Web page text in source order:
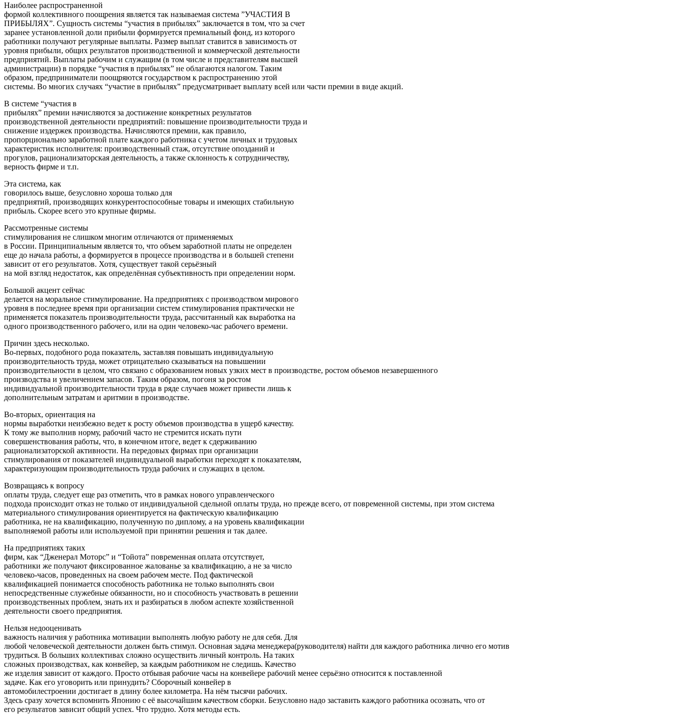
Наиболее распространенной
формой коллективного поощрения является так называемая система ”УЧАСТИЯ В
ПРИБЫЛЯХ”. Сущность системы “участия в прибылях” заключается в том, что за счет
заранее установленной доли прибыли формируется премиальный фонд, из которого
работники получают регулярные выплаты. Размер выплат ставится в зависимость от
уровня прибыли, общих результатов производственной и коммерческой деятельности
предприятий. Выплаты рабочим и служащим (в том числе и представителям высшей
администрации) в порядке “участия в прибылях” не облагаются налогом. Таким
образом, предприниматели поощряются государством к распространению этой
системы. Во многих случаях “участие в прибылях” предусматривает выплату всей или части премии в виде акций.
В системе “участия в
прибылях” премии начисляются за достижение конкретных результатов
производственной деятельности предприятий: повышение производительности труда и
снижение издержек производства. Начисляются премии, как правило,
пропорционально заработной плате каждого работника с учетом личных и трудовых
характеристик исполнителя: производственный стаж, отсутствие опозданий и
прогулов, рационализаторская деятельность, а также склонность к сотрудничеству,
верность фирме и т.п.
Эта система, как
говорилось выше, безусловно хороша только для
предприятий, производящих конкурентоспособные товары и имеющих стабильную
прибыль. Скорее всего это крупные фирмы.
Рассмотренные системы
стимулирования не слишком многим отличаются от применяемых
в России. Принципиальным является то, что объем заработной платы не определен
еще до начала работы, а формируется в процессе производства и в большей степени
зависит от его результатов. Хотя, существует такой серьёзный
на мой взгляд недостаток, как определённая субъективность при определении норм.
Большой акцент сейчас
делается на моральное стимулирование. На предприятиях с производством мирового
уровня в последнее время при организации систем стимулирования практически не
применяется показатель производительности труда, рассчитанный как выработка на
одного производственного рабочего, или на один человеко-час рабочего времени.
Причин здесь несколько.
Во-первых, подобного рода показатель, заставляя повышать индивидуальную
производительность труда, может отрицательно сказываться на повышении
производительности в целом, что связано с образованием новых узких мест в производстве, ростом объемов незавершенного
производства и увеличением запасов. Таким образом, погоня за ростом
индивидуальной производительности труда в ряде случаев может привести лишь к
дополнительным затратам и аритмии в производстве.
Во-вторых, ориентация на
нормы выработки неизбежно ведет к росту объемов производства в ущерб качеству.
К тому же выполнив норму, рабочий часто не стремится искать пути
совершенствования работы, что, в конечном итоге, ведет к сдерживанию
рационализаторской активности. На передовых фирмах при организации
стимулирования от показателей индивидуальной выработки переходят к показателям,
характеризующим производительность труда рабочих и служащих в целом.
Возвращаясь к вопросу
оплаты труда, следует еще раз отметить, что в рамках нового управленческого
подхода происходит отказ не только от индивидуальной сдельной оплаты труда, но прежде всего, от повременной системы, при этом система
материального стимулирования ориентируется на фактическую квалификацию
работника, не на квалификацию, полученную по диплому, а на уровень квалификации
выполняемой работы или используемой при принятии решения и так далее.
На предприятиях таких
фирм, как “Дженерал Моторс” и “Тойота” повременная оплата отсутствует,
работники же получают фиксированное жалованье за квалификацию, а не за число
человеко-часов, проведенных на своем рабочем месте. Под фактической
квалификацией понимается способность работника не только выполнять свои
непосредственные служебные обязанности, но и способность участвовать в решении
производственных проблем, знать их и разбираться в любом аспекте хозяйственной
деятельности своего предприятия.
Нельзя недооценивать
важность наличия у работника мотивации выполнять любую работу не для себя. Для
любой человеческой деятельности должен быть стимул. Основная задача менеджера(руководителя) найти для каждого работника лично его мотив
трудиться. В больших коллективах сложно осуществить личный контроль. На таких
сложных производствах, как конвейер, за каждым работником не следишь. Качество
же изделия зависит от каждого. Просто отбывая рабочие часы на конвейере рабочий менее серьёзно относится к поставленной
задаче. Как его уговорить или принудить? Сборочный конвейер в
автомобилестроении достигает в длину более километра. На нём тысячи рабочих.
Здесь сразу хочется вспомнить Японию с её высочайшим качеством сборки. Безусловно надо заставить каждого работника осознать, что от
его результатов зависит общий успех. Что трудно. Хотя методы есть.